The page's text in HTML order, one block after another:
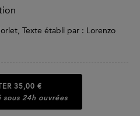
Texte établi par : Lorenzo
35,00 €
sous 24h ouvrées